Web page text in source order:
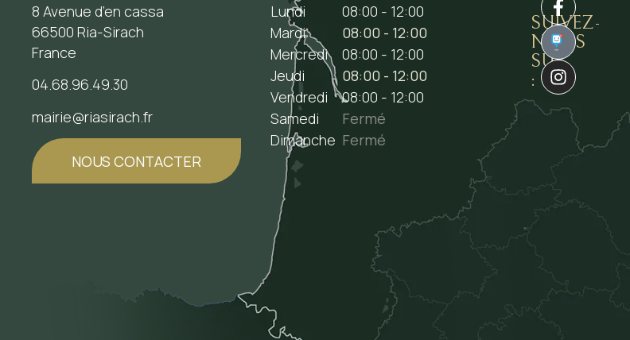
8 Avenue d’en cassa
66500 Ria-Sirach
France
04.68.96.49.30
mairie@riasirach.fr
NOUS CONTACTER
Lundi
08:00 - 12:00
Mardi
08:00 - 12:00
Mercredi
08:00 - 12:00
Jeudi
08:00 - 12:00
Vendredi
08:00 - 12:00
Samedi
Fermé
Dimanche Fermé
SUIVEZ-
NOUS
SUR
:
1